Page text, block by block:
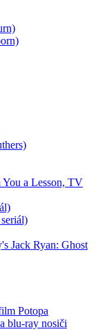
a Lesson, TV
Jack Ryan: Ghost
Potopa
blu-ray nosiči